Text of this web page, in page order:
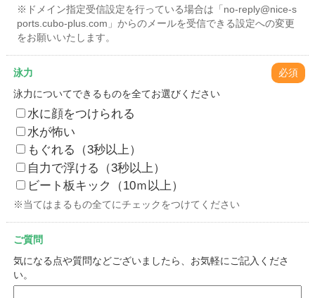
※ドメイン指定受信設定を行っている場合は「no-reply@nice-s
ports.cubo-plus.com」からのメールを受信できる設定への変更
をお願いいたします。
泳力
必須
泳力についてできるものを全てお選びください
水に顔をつけられる
水が怖い
もぐれる（3秒以上）
自力で浮ける（3秒以上）
ビート板キック（10ｍ以上）
※当てはまるもの全てにチェックをつけてください
ご質問
気になる点や質問などございましたら、お気軽にご記入くださ
い。